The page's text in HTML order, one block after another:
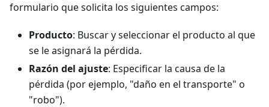
formulario que solicita los siguientes campos:
Producto: Buscar y seleccionar el producto al que
se le asignará la pérdida.
Razón del ajuste: Especificar la causa de la
pérdida (por ejemplo, "daño en el transporte" o
"robo").